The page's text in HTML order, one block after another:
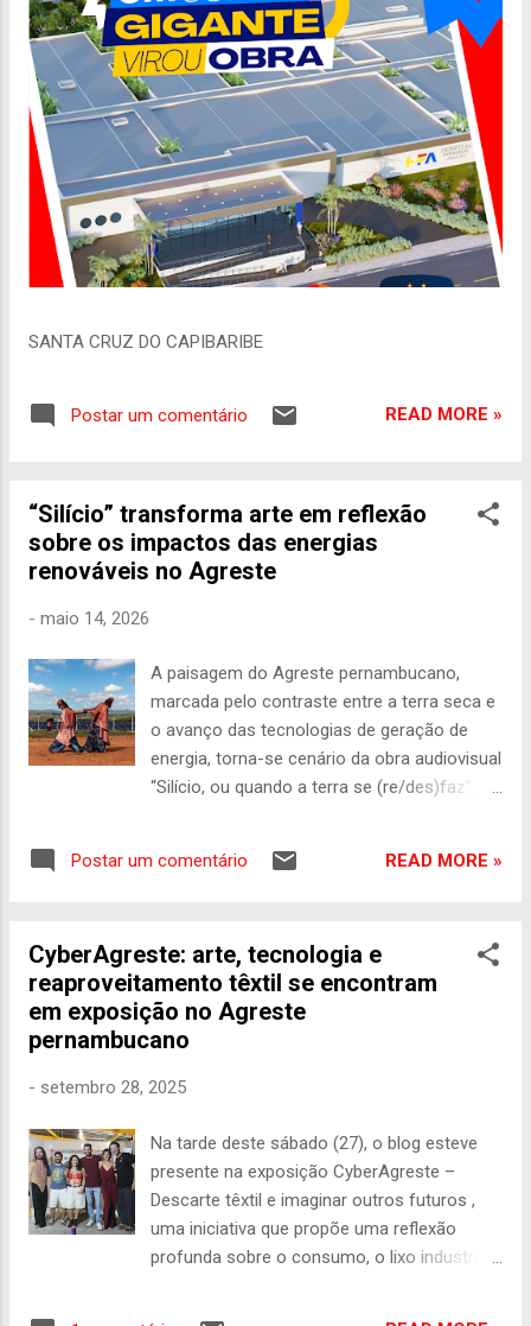
SANTA CRUZ DO CAPIBARIBE
Postar um comentário READ MORE »
“Silício” transforma arte em reflexão
sobre os impactos das energias
renováveis no Agreste
- maio 14, 2026
A paisagem do Agreste pernambucano,
marcada pelo contraste entre a terra seca e
o avanço das tecnologias de geração de
energia, torna-se cenário da obra audiovisual
“Silício, ou quando a terra se (re/des)faz” ,
elementos coreográficos e linguagem
renováveis no território agrestino. Com
gravações realizadas em Toritama, a obra
propõe uma análise crítica sobre os limites
do discurso do desenvolvimento sustentável
e climáticos provocados pela instalação de
projeto, a proposta não busca negar a
importância das energias renováveis, mas
ampliar o debate sobre seus reflexos nas
comunidades, fauna, flora e na paisagem
regional. A produção se apresenta como
Postar um comentário READ MORE »
CyberAgreste: arte, tecnologia e
reaproveitamento têxtil se encontram
em exposição no Agreste
pernambucano
- setembro 28, 2025
Na tarde deste sábado (27), o blog esteve
presente na exposição CyberAgreste –
Descarte têxtil e imaginar outros futuros ,
uma iniciativa que propõe uma reflexão
profunda sobre o consumo, o lixo industrial